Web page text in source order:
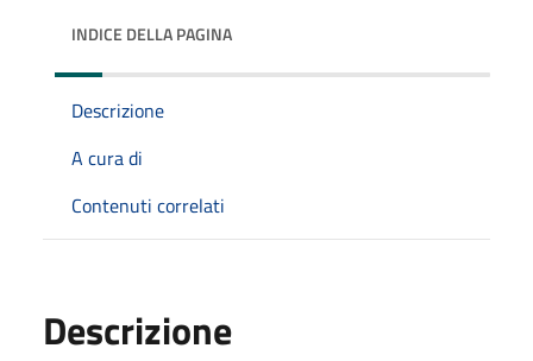
INDICE DELLA PAGINA
Descrizione
A cura di
Contenuti correlati
Descrizione